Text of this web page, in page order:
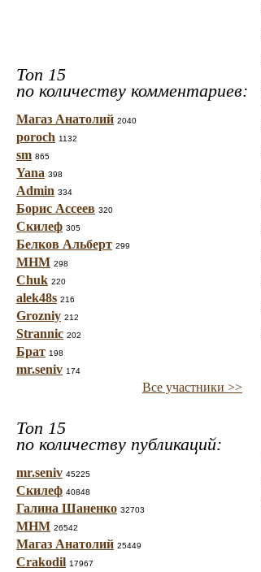
Топ 15
по количеству комментариев:
Магаз Анатолий 2040
poroch 1132
sm 865
Yana 398
Admin 334
Борис Ассеев 320
Скилеф 305
Белков Альберт 299
МНМ 298
Chuk 220
alek48s 216
Grozniy 212
Strannic 202
Брат 198
mr.seniv 174
Все участники >>
Топ 15
по количеству публикаций:
mr.seniv 45225
Скилеф 40848
Галина Шаненко 32703
МНМ 26542
Магаз Анатолий 25449
Crakodil 17967